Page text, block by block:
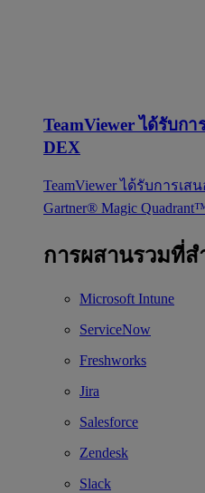
TeamViewer ได้รับก
DEX
TeamViewer ได้รับการเ
Gartner® Magic
การผสานรวมที่
Microsoft Intune
ServiceNow
Freshworks
Jira
Salesforce
Zendesk
Slack